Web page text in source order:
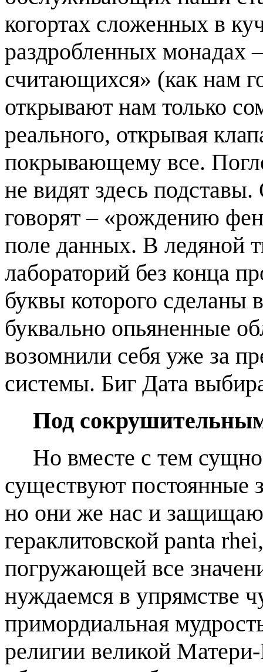
когортах сложенных в
раздробленных монадах
считающихся» (как нам
открывают нам только
реального, открывая
покрывающему все.
не видят здесь
говорят – «рождению
поле данных. В ледяной
лабораторий без конца
буквы которого
буквально опьяненные
возомнили себя уже за
системы. Биг Дата
Под
Но вместе с тем
существуют постоянные
но они же нас и
гераклитовской panta
погружающей все
нуждаемся в упрямстве
примордиальная
религии великой